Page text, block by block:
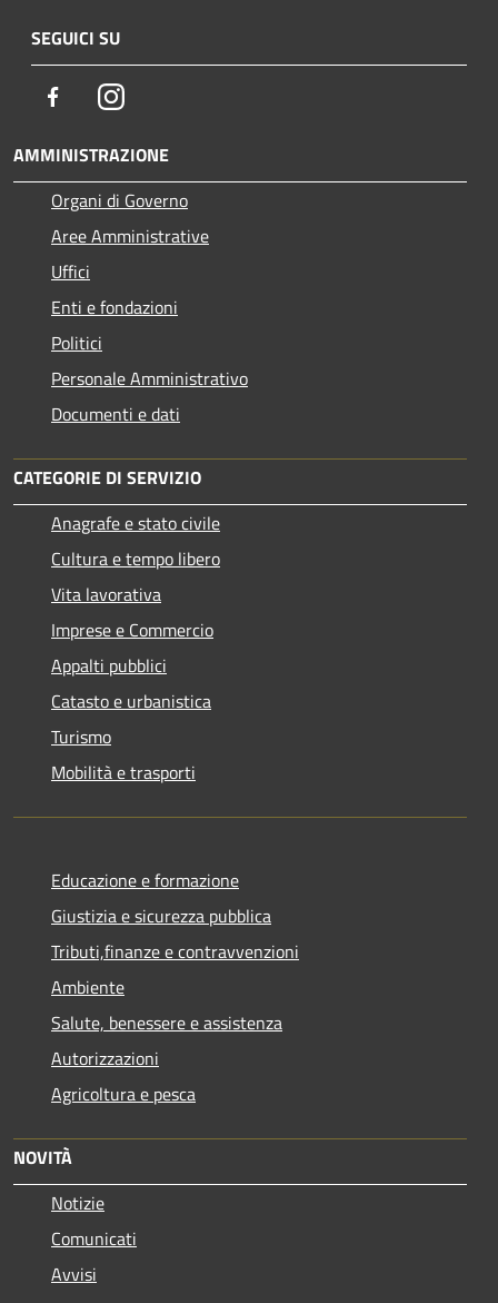
SEGUICI SU
FacebookInstagram
AMMINISTRAZIONE
Organi di Governo
Aree Amministrative
Uffici
Enti e fondazioni
Politici
Personale Amministrativo
Documenti e dati
CATEGORIE DI SERVIZIO
Anagrafe e stato civile
Cultura e tempo libero
Vita lavorativa
Imprese e Commercio
Appalti pubblici
Catasto e urbanistica
Turismo
Mobilità e trasporti
Educazione e formazione
Giustizia e sicurezza pubblica
Tributi,finanze e contravvenzioni
Ambiente
Salute, benessere e assistenza
Autorizzazioni
Agricoltura e pesca
NOVITÀ
Notizie
Comunicati
Avvisi